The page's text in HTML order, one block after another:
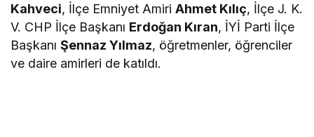
Kahveci, İlçe Emniyet AmiriAhmet Kılıç, İlçe J. K.
V. CHP İlçe Başkanı Erdoğan Kıran, İYİ Parti İlçe
BaşkanıŞennaz Yılmaz, öğretmenler, öğrenciler
ve daire amirleri de katıldı.